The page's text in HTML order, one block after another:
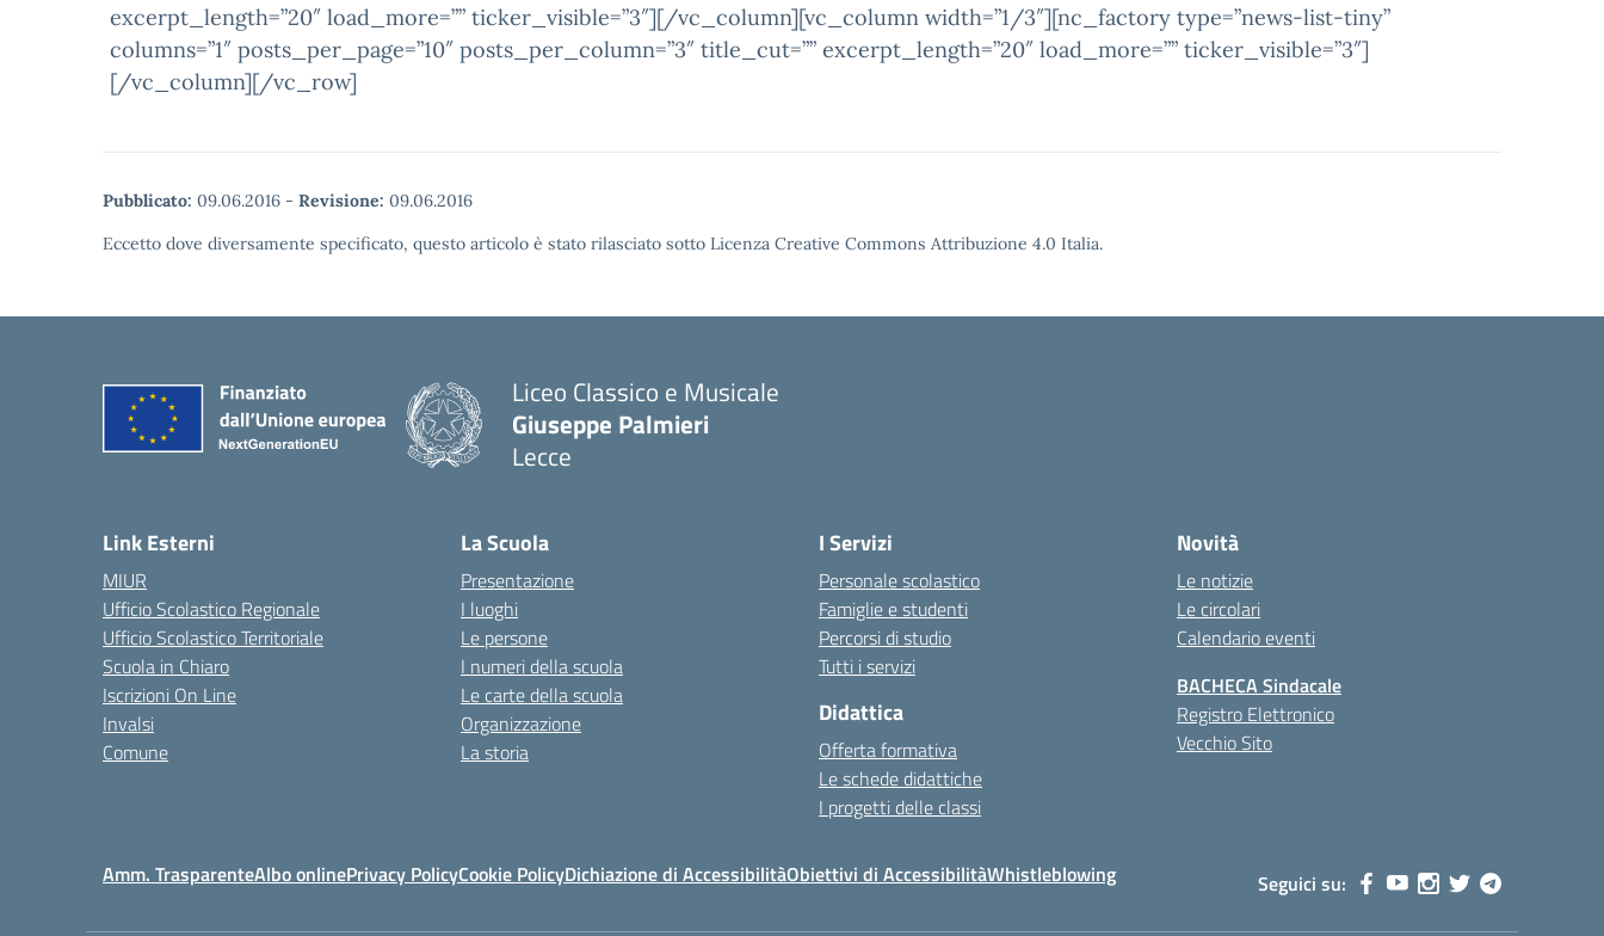
excerpt_length=”20″ load_more=”” ticker_visible=”3″][/vc_column][vc_column width=”1/3″][nc_factory type=”news-list-tiny”
columns=”1″ posts_per_page=”10″ posts_per_column=”3″ title_cut=”” excerpt_length=”20″ load_more=”” ticker_visible=”3″]
[/vc_column][/vc_row]
Pubblicato: 09.06.2016 - Revisione: 09.06.2016
Eccetto dove diversamente specificato, questo articolo è stato rilasciato sotto Licenza Creative Commons Attribuzione 4.0 Italia.
Liceo Classico e Musicale
Giuseppe Palmieri
Lecce
Link Esterni
MIUR
Ufficio Scolastico Regionale
Ufficio Scolastico Territoriale
Scuola in Chiaro
Iscrizioni On Line
Invalsi
Comune
La Scuola
Presentazione
I luoghi
Le persone
I numeri della scuola
Le carte della scuola
Organizzazione
La storia
I Servizi
Personale scolastico
Famiglie e studenti
Percorsi di studio
Tutti i servizi
Didattica
Offerta formativa
Le schede didattiche
I progetti delle classi
Novità
Le notizie
Le circolari
Calendario eventi
BACHECA Sindacale
Registro Elettronico
Vecchio Sito
Amm. TrasparenteAlbo onlinePrivacy PolicyCookie PolicyDichiazione di AccessibilitàObiettivi di AccessibilitàWhistleblowing Seguici su: